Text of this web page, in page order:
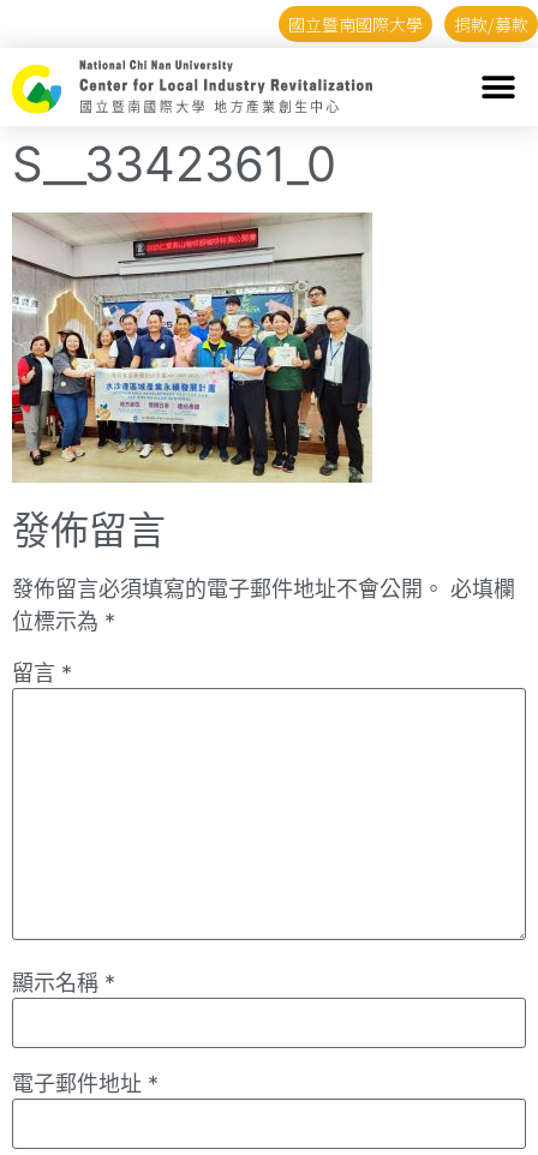
國立暨南國際大學 捐款/募款
S__3342361_0
發佈留言
發佈留言必須填寫的電子郵件地址不會公開。 必填欄
位標示為 *
留言 *
顯示名稱 *
電子郵件地址 *